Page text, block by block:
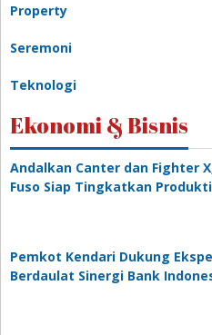
Property
Seremoni
Teknologi
Ekonomi & Bisnis
Andalkan Canter dan Fighter
Fuso Siap Tingkatkan
Pemkot Kendari Dukung
Berdaulat Sinergi Bank